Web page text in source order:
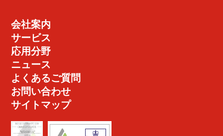
会社案内
サービス
応用分野
ニュース
よくあるご質問
お問い合わせ
サイトマップ